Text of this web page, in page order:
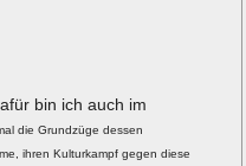
bin ich auch im
die Grundzüge dessen
ihren Kulturkampf gegen diese